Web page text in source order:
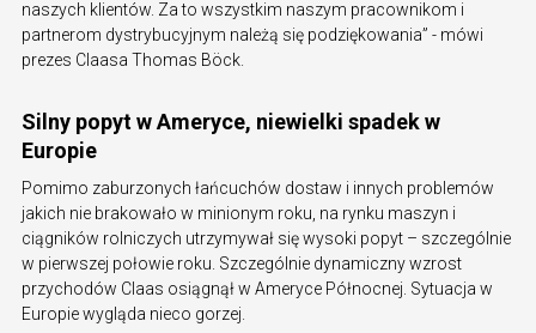
naszych klientów. Za to wszystkim naszym pracownikom i
partnerom dystrybucyjnym należą się podziękowania” - mówi
prezes Claasa Thomas Böck.
Silny popyt w Ameryce, niewielki spadek w
Europie
Pomimo zaburzonych łańcuchów dostaw i innych problemów
jakich nie brakowało w minionym roku, na rynku maszyn i
ciągników rolniczych utrzymywał się wysoki popyt – szczególnie
w pierwszej połowie roku. Szczególnie dynamiczny wzrost
przychodów Claas osiągnął w Ameryce Północnej. Sytuacja w
Europie wygląda nieco gorzej.